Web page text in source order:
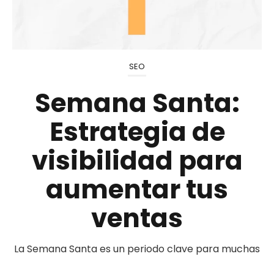
SEO
Semana Santa:
Estrategia de
visibilidad para
aumentar tus
ventas
La Semana Santa es un periodo clave para muchas